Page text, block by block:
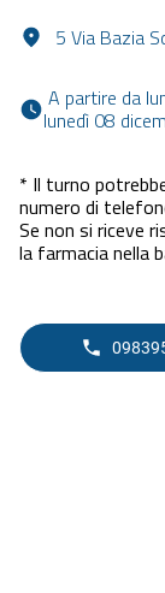
5 Via Bazia
lunedì 08
* Il turno
numero di
Se non si riceve
la farmacia nella